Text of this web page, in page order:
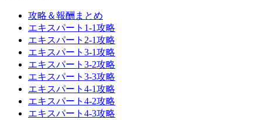
攻略＆報酬まとめ
エキスパート1-1攻略
エキスパート2-1攻略
エキスパート3-1攻略
エキスパート3-2攻略
エキスパート3-3攻略
エキスパート4-1攻略
エキスパート4-2攻略
エキスパート4-3攻略